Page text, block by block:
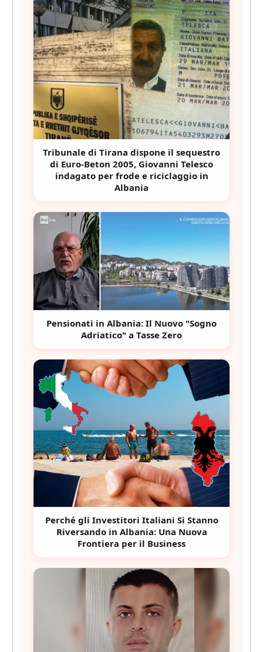
Tribunale di Tirana dispone il sequestro
di Euro-Beton 2005, Giovanni Telesco
indagato per frode e riciclaggio in
Albania
Pensionati in Albania: Il Nuovo "Sogno
Adriatico" a Tasse Zero
Perché gli Investitori Italiani Si Stanno
Riversando in Albania: Una Nuova
Frontiera per il Business